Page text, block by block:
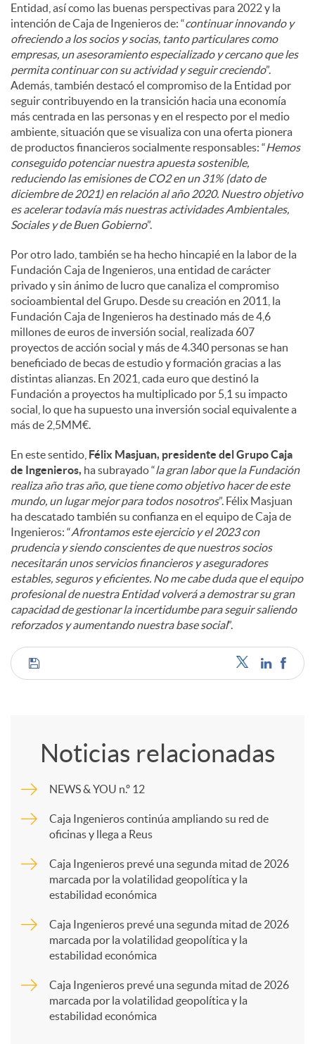
Entidad, así como las buenas perspectivas para 2022 y la
intención de Caja de Ingenieros de: “continuar innovando y
ofreciendo a los socios y socias, tanto particulares como
empresas, un asesoramiento especializado y cercano que les
permita continuar con su actividad y seguir creciendo”.
Además, también destacó el compromiso de la Entidad por
seguir contribuyendo en la transición hacia una economía
más centrada en las personas y en el respecto por el medio
ambiente, situación que se visualiza con una oferta pionera
de productos financieros socialmente responsables: “Hemos
conseguido potenciar nuestra apuesta sostenible,
reduciendo las emisiones de CO2 en un 31% (dato de
diciembre de 2021) en relación al año 2020. Nuestro objetivo
es acelerar todavía más nuestras actividades Ambientales,
Sociales y de Buen Gobierno”.
Por otro lado, también se ha hecho hincapié en la labor de la
Fundación Caja de Ingenieros, una entidad de carácter
privado y sin ánimo de lucro que canaliza el compromiso
socioambiental del Grupo. Desde su creación en 2011, la
Fundación Caja de Ingenieros ha destinado más de 4,6
millones de euros de inversión social, realizada 607
proyectos de acción social y más de 4.340 personas se han
beneficiado de becas de estudio y formación gracias a las
distintas alianzas. En 2021, cada euro que destinó la
Fundación a proyectos ha multiplicado por 5,1 su impacto
social, lo que ha supuesto una inversión social equivalente a
más de 2,5MM€.
En este sentido, Félix Masjuan, presidente del Grupo Caja
de Ingenieros, ha subrayado “la gran labor que la Fundación
realiza año tras año, que tiene como objetivo hacer de este
mundo, un lugar mejor para todos nosotros”. Félix Masjuan
ha descatado también su confianza en el equipo de Caja de
Ingenieros: “Afrontamos este ejercicio y el 2023 con
prudencia y siendo conscientes de que nuestros socios
necesitarán unos servicios financieros y aseguradores
estables, seguros y eficientes. No me cabe duda que el equipo
profesional de nuestra Entidad volverá a demostrar su gran
capacidad de gestionar la incertidumbe para seguir saliendo
reforzados y aumentando nuestra base social”.
C
m
p
a
Noticias relacionadas
NEWS & YOU n.º 12
Caja Ingenieros continúa ampliando su red de
oficinas y llega a Reus
Caja Ingenieros prevé una segunda mitad de 2026
marcada por la volatilidad geopolítica y la
estabilidad económica
Caja Ingenieros prevé una segunda mitad de 2026
marcada por la volatilidad geopolítica y la
estabilidad económica
Caja Ingenieros prevé una segunda mitad de 2026
marcada por la volatilidad geopolítica y la
estabilidad económica